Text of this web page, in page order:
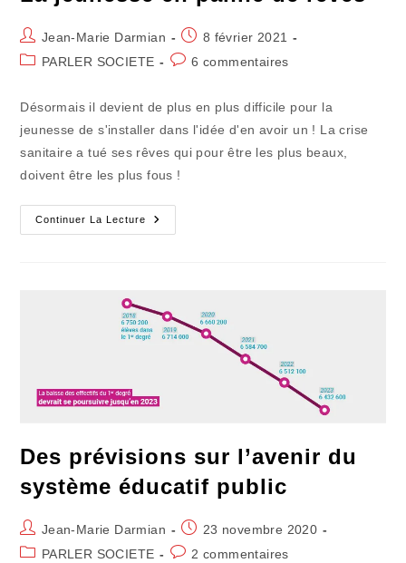
Auteur/autrice
de
Jean-Marie Darmian
Publication
publiée :
8 février 2021
PostPARLER SOCIETE
Commentaires
publication :
6 commentaires
Désormais il devient de plus en plus difficile pour la
jeunesse de s'installer dans l'idée d'en avoir un ! La crise
sanitaire a tué ses rêves qui pour être les plus beaux,
doivent être les plus fous !
Continuer La Lecture
La
Jeunesse
Des prévisions sur l’avenir du
système éducatif public
Auteur/autrice
de
Jean-Marie Darmian
Publication
publiée :
23 novembre 2020
PostPARLER SOCIETE
Commentaires
2 commentaires